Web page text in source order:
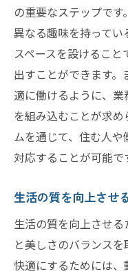
の重要なステップで
異なる趣味を持って
スペースを設けるこ
出すことができます
適に働けるように、
を組み込むことが求
ムを通じて、住む人
対応することが可能で
生活の質を向上させ
生活の質を向上させ
と美しさのバランス
快適にするためには